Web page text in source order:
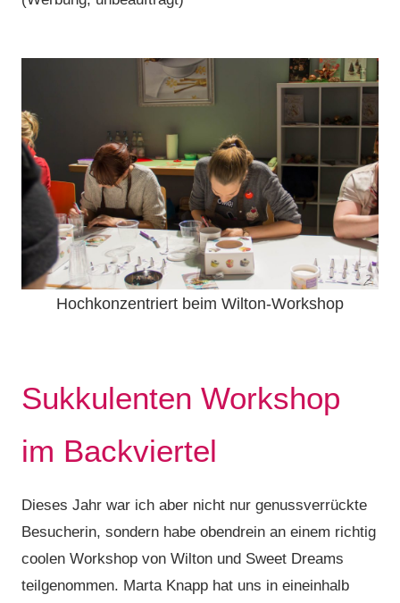
Hochkonzentriert beim Wilton-Workshop
Sukkulenten Workshop
im Backviertel
Dieses Jahr war ich aber nicht nur genussverrückte
Besucherin, sondern habe obendrein an einem richtig
coolen Workshop von Wilton und Sweet Dreams
teilgenommen. Marta Knapp hat uns in eineinhalb